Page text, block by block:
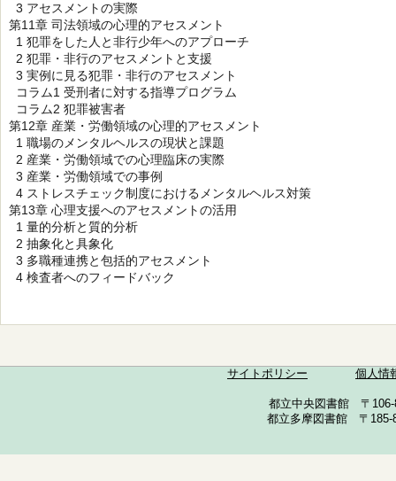
3 アセスメントの実際
第11章 司法領域の心理的アセスメント
1 犯罪をした人と非行少年へのアプローチ
2 犯罪・非行のアセスメントと支援
3 実例に見る犯罪・非行のアセスメント
コラム1 受刑者に対する指導プログラム
コラム2 犯罪被害者
第12章 産業・労働領域の心理的アセスメント
1 職場のメンタルヘルスの現状と課題
2 産業・労働領域での心理臨床の実際
3 産業・労働領域での事例
4 ストレスチェック制度におけるメンタルヘルス対策
第13章 心理支援へのアセスメントの活用
1 量的分析と質的分析
2 抽象化と具象化
3 多職種連携と包括的アセスメント
4 検査者へのフィードバック
サイトポリシー 個人情
都立中央図書館 〒
都立多摩図書館 〒185-